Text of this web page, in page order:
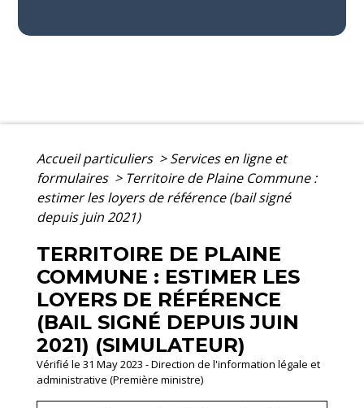
Accueil particuliers > Services en ligne et
formulaires > Territoire de Plaine Commune :
estimer les loyers de référence (bail signé
depuis juin 2021)
TERRITOIRE DE PLAINE
COMMUNE : ESTIMER LES
LOYERS DE RÉFÉRENCE
(BAIL SIGNÉ DEPUIS JUIN
2021) (SIMULATEUR)
Vérifié le 31 May 2023 - Direction de l'information légale et
administrative (Première ministre)